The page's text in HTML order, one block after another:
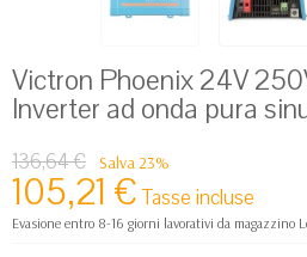
Victron Phoenix 24V
Inverter ad onda pura
136,64 € Salva 23%
105,21 € Tasse incluse
Evasione entro 8-16 giorni lavorativi da magazzino